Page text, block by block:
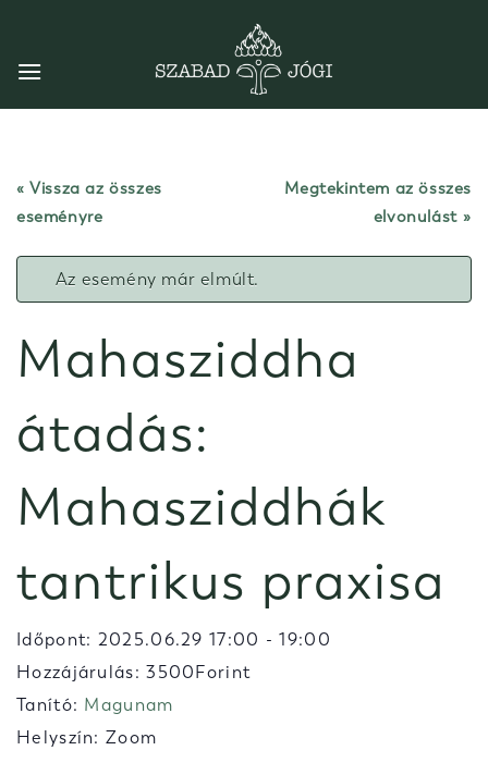
content
« Vissza az összes
eseményre
Megtekintem az összes
elvonulást
Az esemény már elmúlt.
Mahasziddha
átadás:
Mahasziddhák
tantrikus praxisa
Időpont: 2025.06.29 17:00 -19:00
Hozzájárulás: 3500Forint
Tanító: Magunam
Helyszín: Zoom